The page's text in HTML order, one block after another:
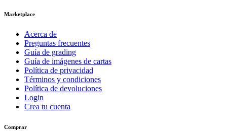
Marketplace
Acerca de
Preguntas frecuentes
Guía de grading
Guía de imágenes de cartas
Política de privacidad
Términos y condiciones
Política de devoluciones
Login
Crea tu cuenta
Comprar